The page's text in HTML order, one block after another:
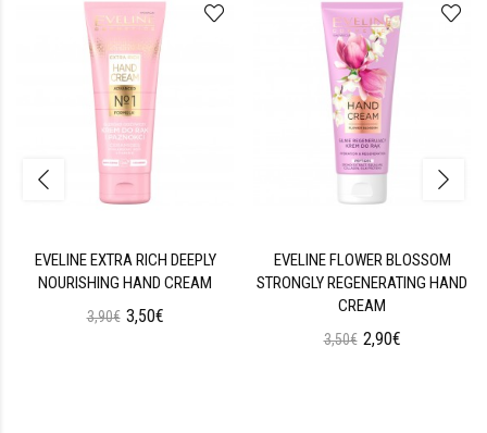
EVELINE EXTRA RICH DEEPLY
NOURISHING HAND CREAM
3,90€ 3,50€
EVELINE FLOWER BLOSSOM
STRONGLY REGENERATING HAND
CREAM
3,50€ 2,90€